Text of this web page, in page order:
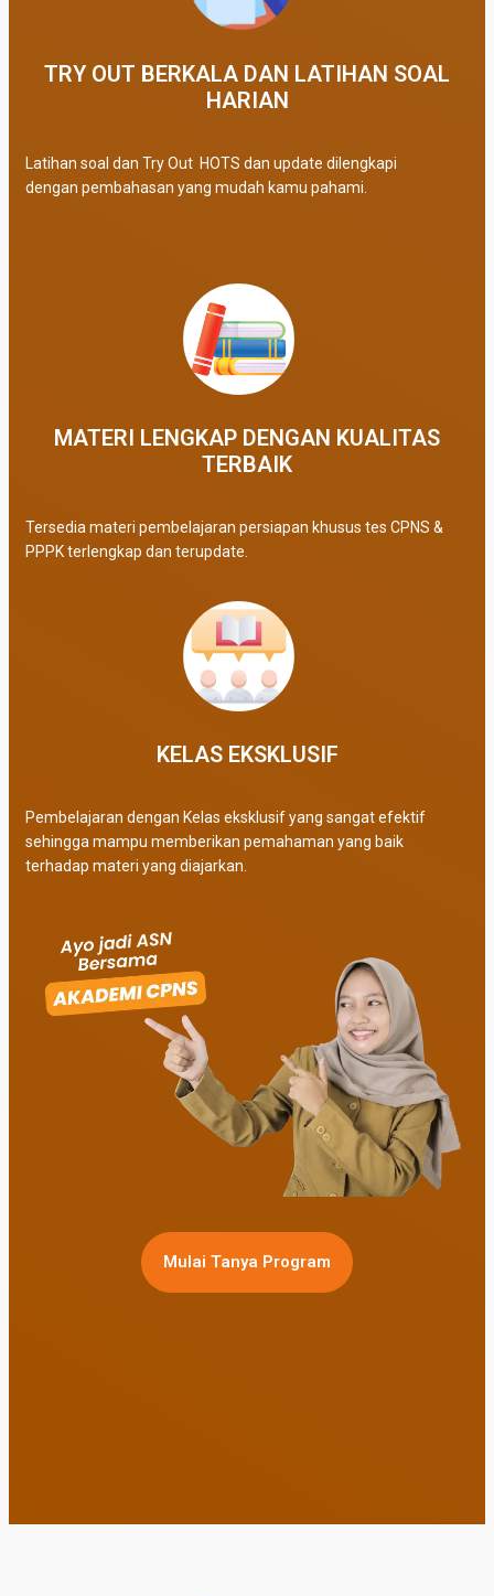
TRY OUT BERKALA DAN LATIHAN SOAL
HARIAN
Latihan soal dan Try Out HOTS dan update dilengkapi
dengan pembahasan yang mudah kamu pahami.
MATERI LENGKAP DENGAN KUALITAS
TERBAIK​
Tersedia materi pembelajaran persiapan khusus tes CPNS &
PPPK terlengkap dan terupdate.
KELAS EKSKLUSIF​
Pembelajaran dengan Kelas eksklusif yang sangat efektif
sehingga mampu memberikan pemahaman yang baik
terhadap materi yang diajarkan.
Mulai Tanya Program